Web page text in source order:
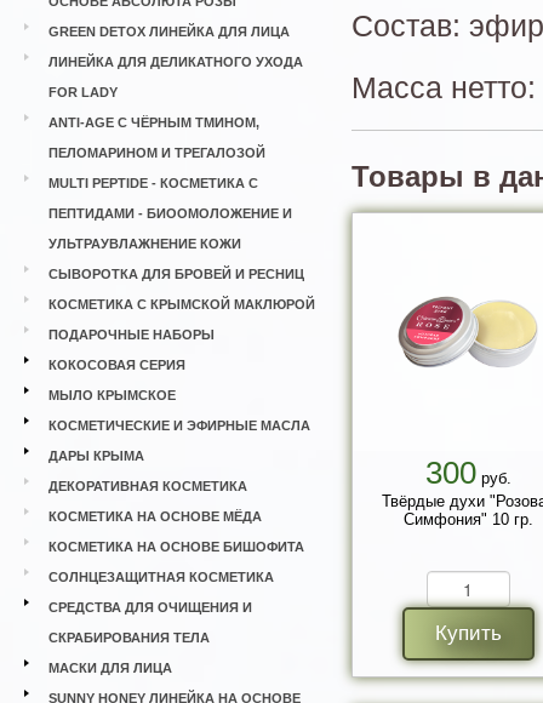
GREEN DETOX ЛИНЕЙКА ДЛЯ ЛИЦА
ЛИНЕЙКА ДЛЯ ДЕЛИКАТНОГО УХОДА
FOR LADY
ANTI-AGE С ЧЁРНЫМ ТМИНОМ,
ПЕЛОМАРИНОМ И ТРЕГАЛОЗОЙ
MULTI PEPTIDE - КОСМЕТИКА С
ПЕПТИДАМИ - БИООМОЛОЖЕНИЕ И
УЛЬТРАУВЛАЖНЕНИЕ КОЖИ
СЫВОРОТКА ДЛЯ БРОВЕЙ И РЕСНИЦ
КОСМЕТИКА С КРЫМСКОЙ МАКЛЮРОЙ
ПОДАРОЧНЫЕ НАБОРЫ
КОКОСОВАЯ СЕРИЯ
МЫЛО КРЫМСКОЕ
КОСМЕТИЧЕСКИЕ И ЭФИРНЫЕ МАСЛА
ДАРЫ КРЫМА
ДЕКОРАТИВНАЯ КОСМЕТИКА
КОСМЕТИКА НА ОСНОВЕ МЁДА
КОСМЕТИКА НА ОСНОВЕ БИШОФИТА
СОЛНЦЕЗАЩИТНАЯ КОСМЕТИКА
СРЕДСТВА ДЛЯ ОЧИЩЕНИЯ И
СКРАБИРОВАНИЯ ТЕЛА
МАСКИ ДЛЯ ЛИЦА
SUNNY HONEY ЛИНЕЙКА НА ОСНОВЕ
Состав:
Масса нетто:
Товары в
300руб.
Твёрдые духи
Симфония" 10 гр.
Купить